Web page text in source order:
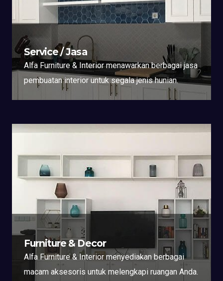
Service / Jasa
Alfa Furniture & Interior menawarkan berbagai jasa
pembuatan interior untuk segala jenis hunian.
Furniture & Decor
Alfa Furniture & Interior menyediakan berbagai
macam aksesoris untuk melengkapi ruangan Anda.